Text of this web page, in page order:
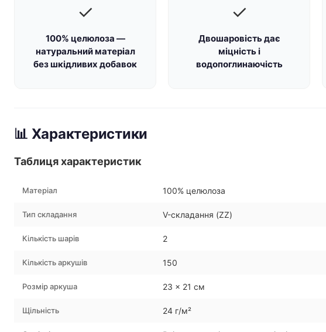
✓
100% целюлоза —
натуральний матеріал
без шкідливих добавок
✓
Двошаровість дає
міцність і
водопоглинаючість
📊 Характеристики
Таблиця характеристик
Матеріал 100% целюлоза
Тип складання V-складання (ZZ)
Кількість шарів 2
Кількість аркушів 150
Розмір аркуша 23 x 21 см
Щільність 24 г/м²